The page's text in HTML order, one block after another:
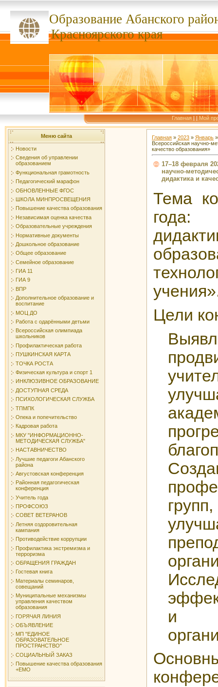
Образование Абанского
сссссссКрасноярского края
Главная | | Мой
Меню сайта
Новости
Сведения об управлении
образованием
Функциональная грамотность
Педагогический марафон
ОБНОВЛЕННЫЕ ФГОС
ШКОЛА МИНПРОСВЕЩЕНИЯ
Повышение качества образования
Независимая оценка качества
Образовательные учреждения
Нормативные документы
Дошкольное образование
Общее образование
Семейное образование
ГИА 11
ГИА 9
ВПР
Дополнительное образование и
воспитание
МОЦ ДО
Работа с одарёнными детьми
Всероссийская олимпиада
школьников
Профилактическая работа
ПУШКИНСКАЯ КАРТА
ТОЧКА РОСТА
Физическая культура и спорт 1
ИНКЛЮЗИВНОЕ ОБРАЗОВАНИЕ
ДОСТУПНАЯ СРЕДА
ПСИХОЛОГИЧЕСКАЯ СЛУЖБА
ТПМПК
Опека и попечительство
Кадровая работа
МКУ "ИНФОРМАЦИОННО-
МЕТОДИЧЕСКАЯ СЛУЖБА"
НАСТАВНИЧЕСТВО
Лучшие педагоги Абанского
района
Августовская конференция
Районная педагогическая
конференция
Учитель года
ПРОФСОЮЗ
СОВЕТ ВЕТЕРАНОВ
Летняя оздоровительная
кампания
Противодействие коррупции
Профилактика экстремизма и
терроризма
ОБРАЩЕНИЯ ГРАЖДАН
Гостевая книга
Материалы семинаров,
совещаний
Муниципальные механизмы
управления качеством
образования
ГОРЯЧАЯ ЛИНИЯ
ОБЪЯВЛЕНИЕ
МП "ЕДИНОЕ
ОБРАЗОВАТЕЛЬНОЕ
ПРОСТРАНСТВО"
СОЦИАЛЬНЫЙ ЗАКАЗ
Повышение качества образования
+ЕМО
Главная » 2023 » Январь »
Всероссийская научно-
качество образования»
17–18 февраля
научно-
дидактика и
Тема
года:
Цели
и